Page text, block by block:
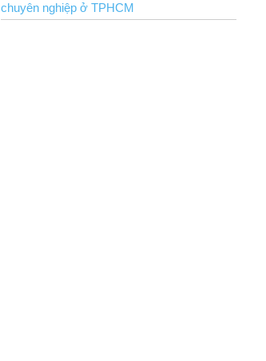
chuyên nghiệp ở TPHCM